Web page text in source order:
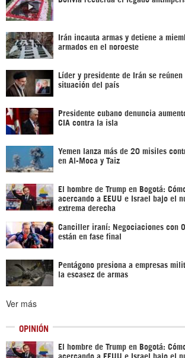
Irán incauta armas y detiene a
armados en el noroeste
Líder y presidente de Irán se
situación del país
Presidente cubano denuncia
CIA contra la isla
Yemen lanza más de 20 misiles
en Al-Moca y Taiz
El hombre de Trump en Bogotá:
acercando a EEUU e Israel bajo el
extrema derecha
Canciller iraní: Negociaciones con
están en fase final
Pentágono presiona a empresas
la escasez de armas
Ver más
OPINIÓN
El hombre de Trump en Bogotá:
acercando a EEUU e Israel bajo el